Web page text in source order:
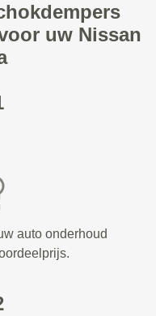
uw Nissan
auto onderhoud